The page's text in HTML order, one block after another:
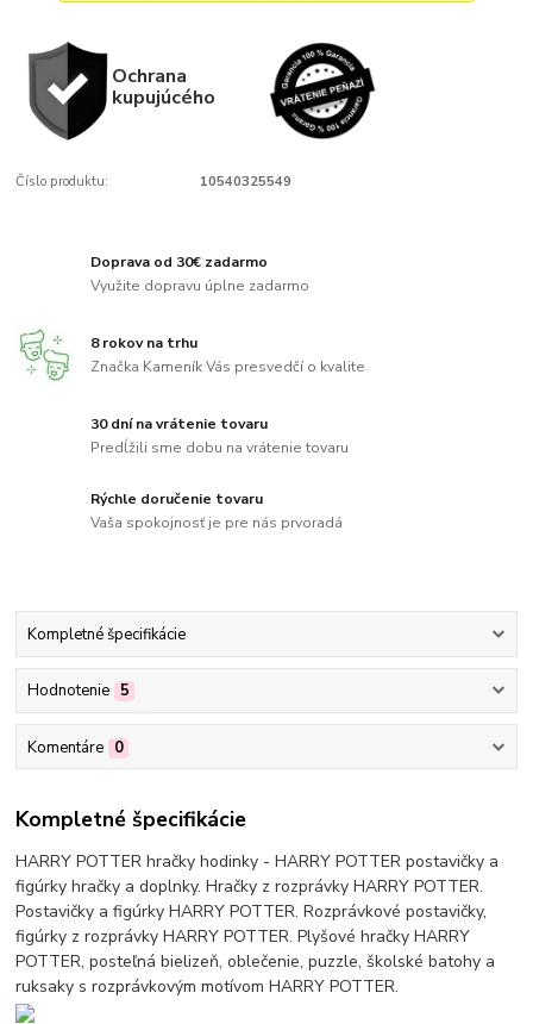
Ochrana
kupujúcého
Číslo produktu: 10540325549
Doprava od 30€ zadarmo
Využite dopravu úplne zadarmo
8 rokov na trhu
Značka Kameník Vás presvedčí o kvalite
30 dní na vrátenie tovaru
Predĺžili sme dobu na vrátenie tovaru
Rýchle doručenie tovaru
Vaša spokojnosť je pre nás prvoradá
Kompletné špecifikácie
Hodnotenie 5
Komentáre 0
Kompletné špecifikácie
HARRY POTTER hračky hodinky - HARRY POTTER postavičky a
figúrky hračky a doplnky. Hračky z rozprávky HARRY POTTER.
Postavičky a figúrky HARRY POTTER. Rozprávkové postavičky,
figúrky z rozprávky HARRY POTTER. Plyšové hračky HARRY
POTTER, posteľná bielizeň, oblečenie, puzzle, školské batohy a
ruksaky s rozprávkovým motívom HARRY POTTER.